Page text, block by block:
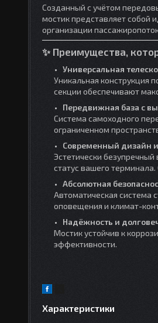
Созданный с учётом
мостик представляет собой
организации
✨ Преимущества,
Универсальная
Уникальная конструкция
секции обеспечивают
Передвижная база с
Система самоходного
ограниченном
Современный дизайн
Эстетически
статус вашего
Абсолютная
Автоматическая система
оповещения и климат-
Надёжность и
Мостик устойчив к
эффективности.
Характеристики